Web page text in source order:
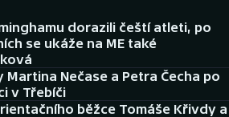
dorazili čeští atleti, po
se ukáže na ME také
Martina Nečase a Petra Čecha po
v Třebíči
běžce Tomáše Křivdy a